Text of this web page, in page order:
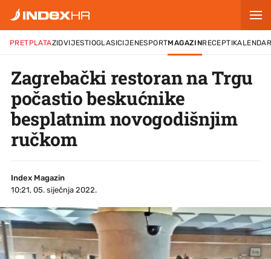
PRETPLATAZIDVIJESTIOGLASICIJENESPORTMAGAZINRECEPTI
Zagrebački restoran na Trgu
počastio beskućnike
besplatnim novogodišnjim
ručkom
Index Magazin
10:21, 05. siječnja 2022.